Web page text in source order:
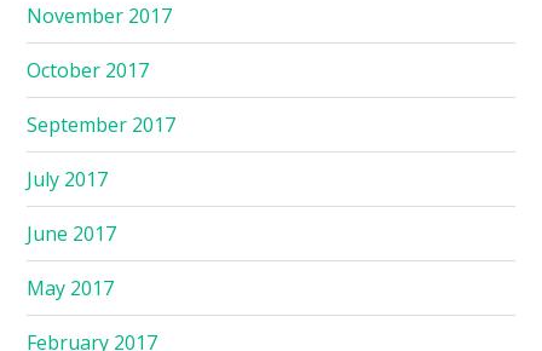
November 2017
October 2017
September 2017
July 2017
June 2017
May 2017
February 2017